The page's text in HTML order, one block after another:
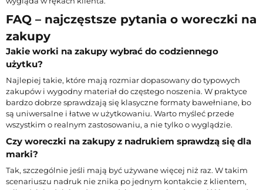
FAQ – najczęstsze pytania o woreczki na
zakupy
Jakie worki na zakupy wybrać do codziennego
użytku?
Najlepiej takie, które mają rozmiar dopasowany do typowych
zakupów i wygodny materiał do częstego noszenia. W praktyce
bardzo dobrze sprawdzają się klasyczne formaty bawełniane, bo
są uniwersalne i łatwe w użytkowaniu. Warto myśleć przede
wszystkim o realnym zastosowaniu, a nie tylko o wyglądzie.
Czy woreczki na zakupy z nadrukiem sprawdzą się dla
marki?
Tak, szczególnie jeśli mają być używane więcej niż raz. W takim
scenariuszu nadruk nie znika po jednym kontakcie z klientem,